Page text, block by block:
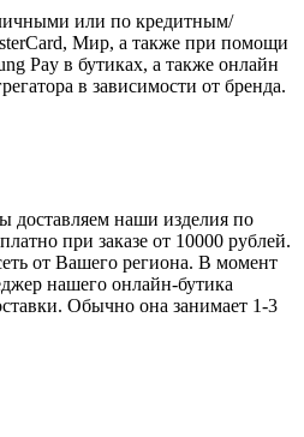
или по кредитным/
Мир, а также при помощи
Pay в бутиках, а также онлайн
в зависимости от бренда.
доставляем наши изделия по
при заказе от 10000 рублей.
от Вашего региона. В момент
нашего онлайн-бутика
Обычно она занимает 1-3